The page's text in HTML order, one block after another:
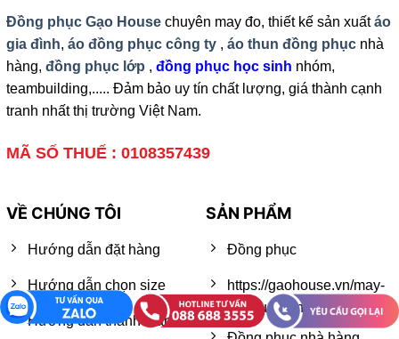
Đồng phục Gạo Housechuyên may đo, thiết kế sản xuấtáo
gia đình, áo đồng phục công ty, áo thun đồng phụcnhà
hàng, đồng phục lớp , đồng phục học sinh nhóm,
teambuilding,..... Đảm bảo uy tín chất lượng, giá thành cạnh
tranh nhất thị trường Việt Nam.
MÃ SỐ THUẾ : 0108357439
VỀ CHÚNG TÔI
Hướng dẫn đặt hàng
Hướng dẫn chọn size
Hướng dẫn thanh toán
SẢN PHẨM
Đồng phục
https://gaohouse.vn/may-
ao-thun-dong-phuc